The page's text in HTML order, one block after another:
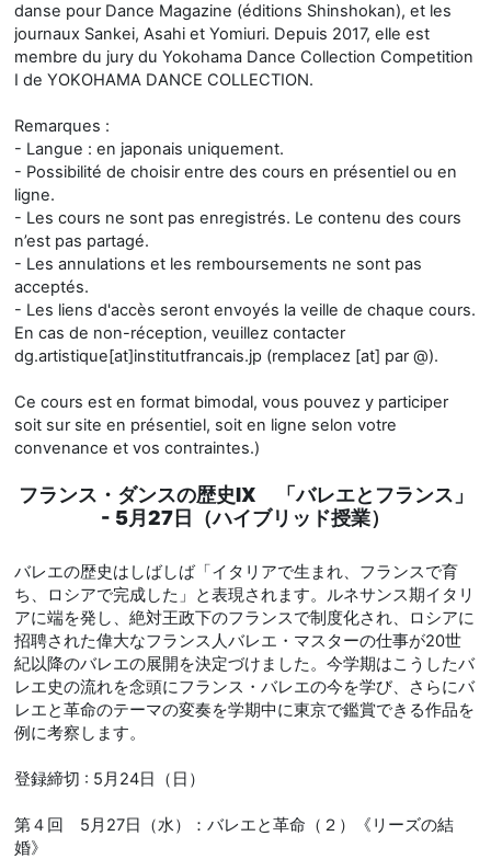
danse pour Dance Magazine (éditions Shinshokan), et les
journaux Sankei, Asahi et Yomiuri. Depuis 2017, elle est
membre du jury du Yokohama Dance Collection Competition
I de YOKOHAMA DANCE COLLECTION.
Remarques :
- Langue : en japonais uniquement.
- Possibilité de choisir entre des cours en présentiel ou en
ligne.
- Les cours ne sont pas enregistrés. Le contenu des cours
n’est pas partagé.
- Les annulations et les remboursements ne sont pas
acceptés.
- Les liens d'accès seront envoyés la veille de chaque cours.
En cas de non-réception, veuillez contacter
dg.artistique[at]institutfrancais.jp (remplacez [at] par @).
Ce cours est en format bimodal, vous pouvez y participer
soit sur site en présentiel, soit en ligne selon votre
convenance et vos contraintes.)
フランス・ダンスの歴史IX 「バレエとフランス」
- 5月27日（ハイブリッド授業）
バレエの歴史はしばしば「イタリアで生まれ、フランスで育
ち、ロシアで完成した」と表現されます。ルネサンス期イタリ
アに端を発し、絶対王政下のフランスで制度化され、ロシアに
招聘された偉大なフランス人バレエ・マスターの仕事が20世
紀以降のバレエの展開を決定づけました。今学期はこうしたバ
レエ史の流れを念頭にフランス・バレエの今を学び、さらにバ
レエと革命のテーマの変奏を学期中に東京で鑑賞できる作品を
例に考察します。
登録締切 : 5月24日（日）
第４回 5月27日（水）：バレエと革命（２）《リーズの結
婚》